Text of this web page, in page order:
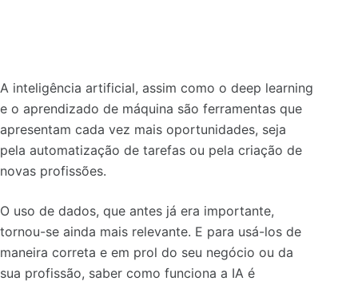
A inteligência artificial, assim como o deep learning
e o aprendizado de máquina são ferramentas que
apresentam cada vez mais oportunidades, seja
pela automatização de tarefas ou pela criação de
novas profissões.
O uso de dados, que antes já era importante,
tornou-se ainda mais relevante. E para usá-los de
maneira correta e em prol do seu negócio ou da
sua profissão, saber como funciona a IA é